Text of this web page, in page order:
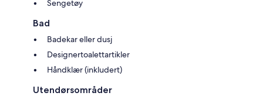
Sengetøy
Bad
Badekar eller dusj
Designertoalettartikler
Håndklær (inkludert)
Utendørsområder